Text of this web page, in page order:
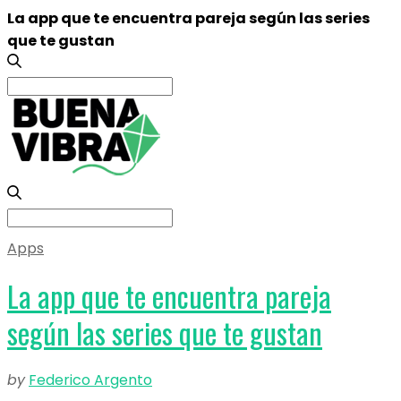
La app que te encuentra pareja según las series
que te gustan
Search
for:
Search
Apps
La app que te encuentra pareja
según las series que te gustan
by Federico Argento